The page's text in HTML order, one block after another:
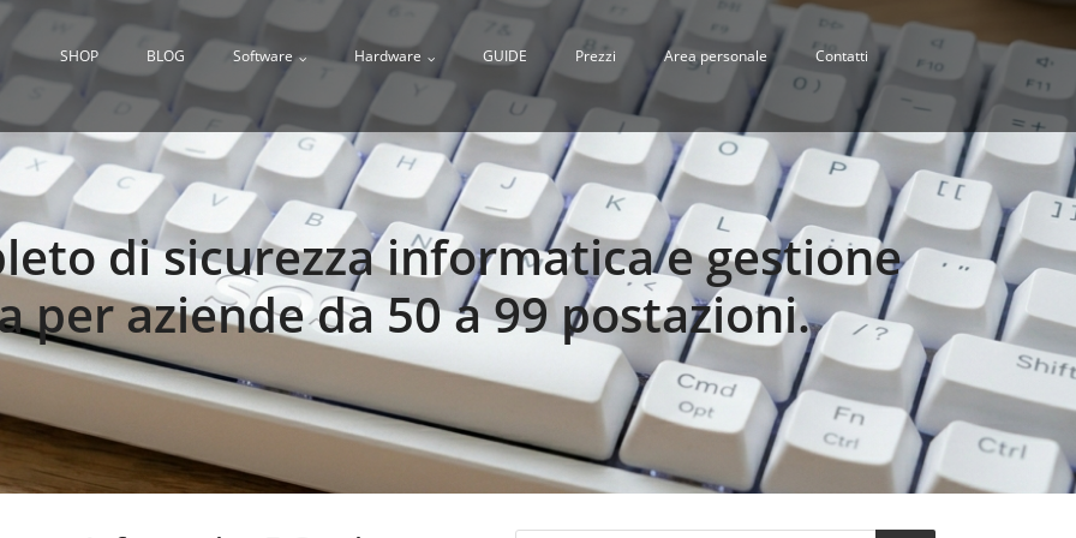
SHOP BLOG Software Hardware GUIDE Prezzi Area personale Contatti
di sicurezza informatica e gestione
per aziende da 50 a 99 postazioni.